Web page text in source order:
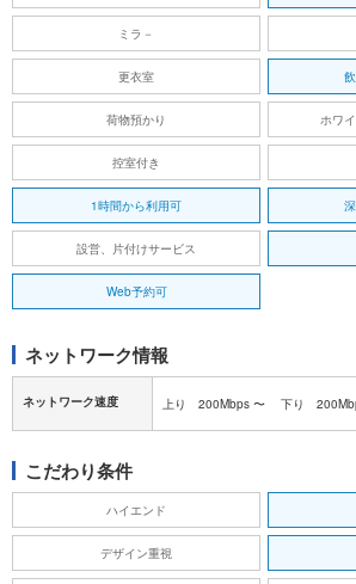
ミラ－
更衣室
荷物預かり ホワ
控室付き
1時間から利用可
設営、片付けサービス
Web予約可
ネットワーク情報
ネットワーク速度 上り 200Mbps 〜 下り
こだわり条件
ハイエンド
デザイン重視